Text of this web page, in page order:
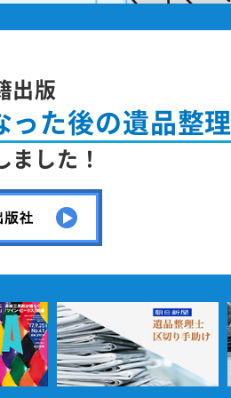
出版
った後の遺品整理
ました！